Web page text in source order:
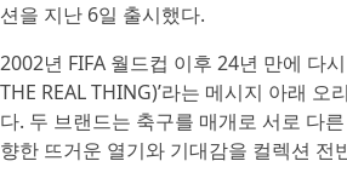
션을 지난 6일 출시했다.
2002년 FIFA 월드컵 이후 24년 만에 다
THE REAL THING)’라는 메시지 아래
다. 두 브랜드는 축구를 매개로 서로 다
향한 뜨거운 열기와 기대감을 컬렉션 전